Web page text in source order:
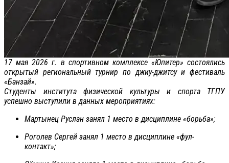
17 мая 2026 г. в спортивном комплексе «Юпитер» состоялись
открытый региональный турнир по джиу-джитсу и фестиваль
«Банзай».
Студенты института физической культуры и спорта ТГПУ
успешно выступили в данных мероприятиях:
Мартынец Руслан занял 1 место в дисциплине «борьба»;
Роголев Сергей занял 1 место в дисциплине «фул-
контакт»;